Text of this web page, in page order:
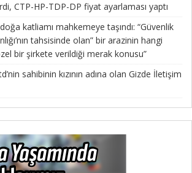
CTP-HP-TDP-DP fiyat ayarlaması yaptı
katliamı mahkemeye taşındı: “Güvenlik
tahsisinde olan” bir arazinin hangi
bir şirkete verildiği merak konusu”
sahibinin kızının adına olan Gizde İletişim